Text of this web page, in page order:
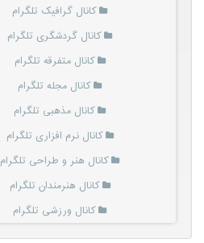
کانال گرافیک تلگرام
کانال گردشگری تلگرام
کانال متفرقه تلگرام
کانال مجله تلگرام
کانال مذهبی تلگرام
کانال نرم افزاری تلگرام
کانال هنر و طراحی تلگرام
کانال هنرمندان تلگرام
کانال ورزشی تلگرام